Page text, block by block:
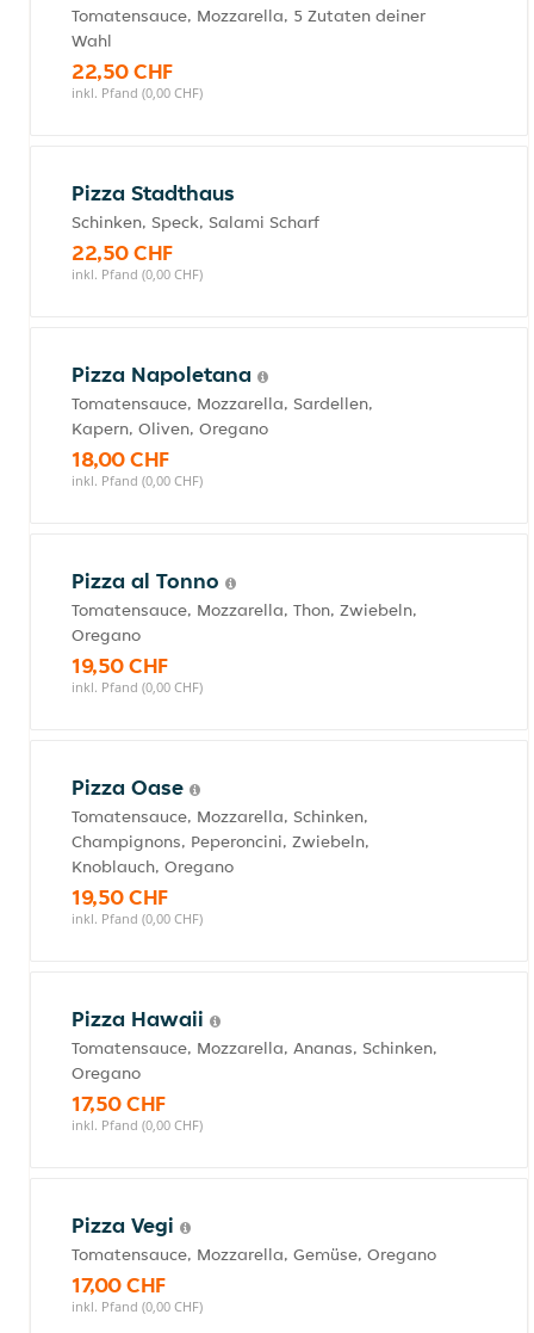
Tomatensauce, Mozzarella, 5 Zutaten deiner
Wahl
22,50 CHF
inkl. Pfand (0,00 CHF)
Pizza Stadthaus
Schinken, Speck, Salami Scharf
22,50 CHF
inkl. Pfand (0,00 CHF)
Pizza Napoletana
Tomatensauce, Mozzarella, Sardellen,
Kapern, Oliven, Oregano
18,00 CHF
inkl. Pfand (0,00 CHF)
Pizza al Tonno
Tomatensauce, Mozzarella, Thon, Zwiebeln,
Oregano
19,50 CHF
inkl. Pfand (0,00 CHF)
Pizza Oase
Tomatensauce, Mozzarella, Schinken,
Champignons, Peperoncini, Zwiebeln,
Knoblauch, Oregano
19,50 CHF
inkl. Pfand (0,00 CHF)
Pizza Hawaii
Tomatensauce, Mozzarella, Ananas, Schinken,
Oregano
17,50 CHF
inkl. Pfand (0,00 CHF)
Pizza Vegi
Tomatensauce, Mozzarella, Gemüse, Oregano
17,00 CHF
inkl. Pfand (0,00 CHF)